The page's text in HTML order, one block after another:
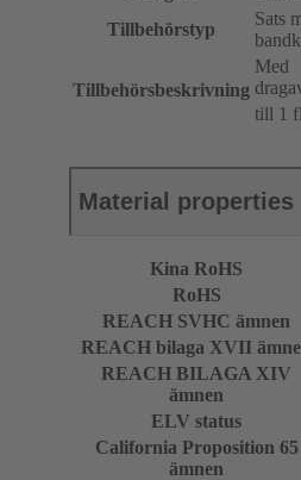
Tillbehörstyp
Sats
Tillbehörsbeskrivning
Med
till 1
Material properties
Kina RoHS
RoHS
REACH SVHC ämnen
REACH bilaga XVII
REACH BILAGA XIV
ämnen
ELV status
California Proposition 65
ämnen